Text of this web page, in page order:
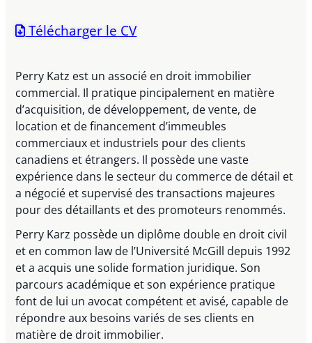
Télécharger le CV
Perry Katz est un associé en droit immobilier
commercial. Il pratique pincipalement en matière
d’acquisition, de développement, de vente, de
location et de financement d’immeubles
commerciaux et industriels pour des clients
canadiens et étrangers. Il possède une vaste
expérience dans le secteur du commerce de détail et
a négocié et supervisé des transactions majeures
pour des détaillants et des promoteurs renommés.
Perry Karz possède un diplôme double en droit civil
et en common law de l’Université McGill depuis 1992
et a acquis une solide formation juridique. Son
parcours académique et son expérience pratique
font de lui un avocat compétent et avisé, capable de
répondre aux besoins variés de ses clients en
matière de droit immobilier.